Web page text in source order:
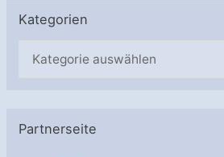
Kategorien
g
Partnerseite